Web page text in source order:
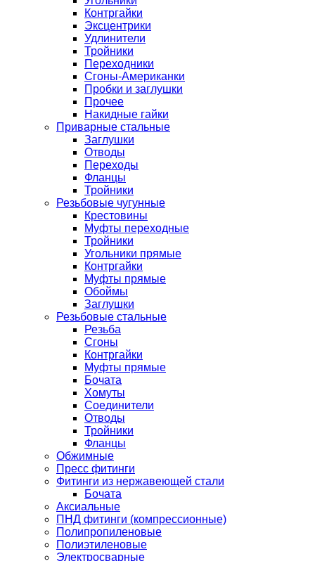
Контргайки
Эксцентрики
Удлинители
Тройники
Переходники
Сгоны-Американки
Пробки и заглушки
Прочее
Накидные гайки
Приварные стальные
Заглушки
Отводы
Переходы
Фланцы
Тройники
Резьбовые чугунные
Крестовины
Муфты переходные
Тройники
Угольники прямые
Контргайки
Муфты прямые
Обоймы
Заглушки
Резьбовые стальные
Резьба
Сгоны
Контргайки
Муфты прямые
Бочата
Хомуты
Соединители
Отводы
Тройники
Фланцы
Обжимные
Пресс фитинги
Фитинги из нержавеющей стали
Бочата
Аксиальные
ПНД фитинги (компрессионные)
Полипропиленовые
Полиэтиленовые
Электросварные